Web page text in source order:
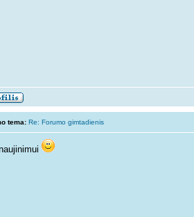
tema: Re: Forumo gimtadienis